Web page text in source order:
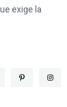
exige la